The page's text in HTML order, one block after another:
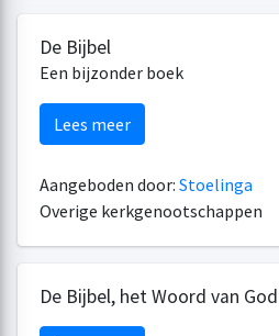
De Bijbel
Een bijzonder boek
Lees meer
Aangeboden door: Stoelinga
Overige kerkgenootschappen
De Bijbel, het Woord van God